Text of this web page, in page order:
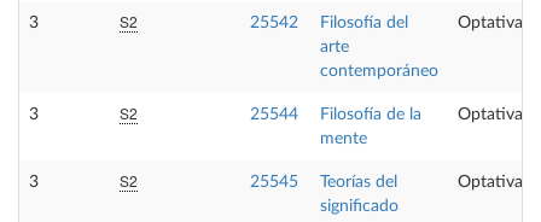
3 S2 25542
Filosofía del
arte
contemporáneo
Optativa
3 S2 25544
Filosofía de la
mente
Optativa
3 S2 25545
Teorías del
significado
Optativa